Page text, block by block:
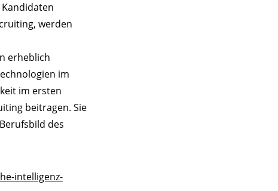
werden
erheblich
im
im ersten
beitragen. Sie
des
intelligenz-